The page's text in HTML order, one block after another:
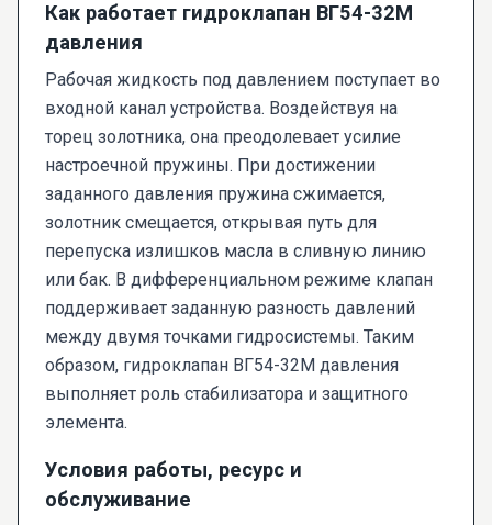
Как работает гидроклапан ВГ54-32М
давления
Рабочая жидкость под давлением поступает во
входной канал устройства. Воздействуя на
торец золотника, она преодолевает усилие
настроечной пружины. При достижении
заданного давления пружина сжимается,
золотник смещается, открывая путь для
перепуска излишков масла в сливную линию
или бак. В дифференциальном режиме клапан
поддерживает заданную разность давлений
между двумя точками гидросистемы. Таким
образом, гидроклапан ВГ54-32М давления
выполняет роль стабилизатора и защитного
элемента.
Условия работы, ресурс и
обслуживание